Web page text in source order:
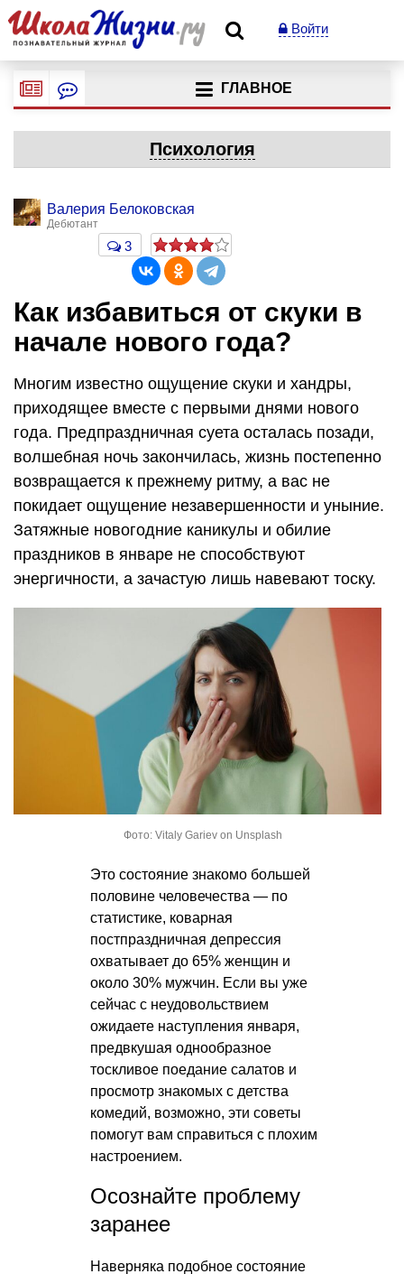
Войти
ГЛАВНОЕ
Психология
Валерия Белоковская
Дебютант
3
Как избавиться от скуки в
начале нового года?
Многим известно ощущение скуки и хандры,
приходящее вместе с первыми днями нового
года. Предпраздничная суета осталась позади,
волшебная ночь закончилась, жизнь постепенно
возвращается к прежнему ритму, а вас не
покидает ощущение незавершенности и уныние.
Затяжные новогодние каникулы и обилие
праздников в январе не способствуют
энергичности, а зачастую лишь навевают тоску.
Фото: Vitaly Gariev on Unsplash
Это состояние знакомо большей
половине человечества — по
статистике, коварная
постпраздничная депрессия
охватывает до 65% женщин и
около 30% мужчин. Если вы уже
сейчас с неудовольствием
ожидаете наступления января,
предвкушая однообразное
тоскливое поедание салатов и
просмотр знакомых с детства
комедий, возможно, эти советы
помогут вам справиться с плохим
настроением.
Осознайте проблему
заранее
Наверняка подобное состояние